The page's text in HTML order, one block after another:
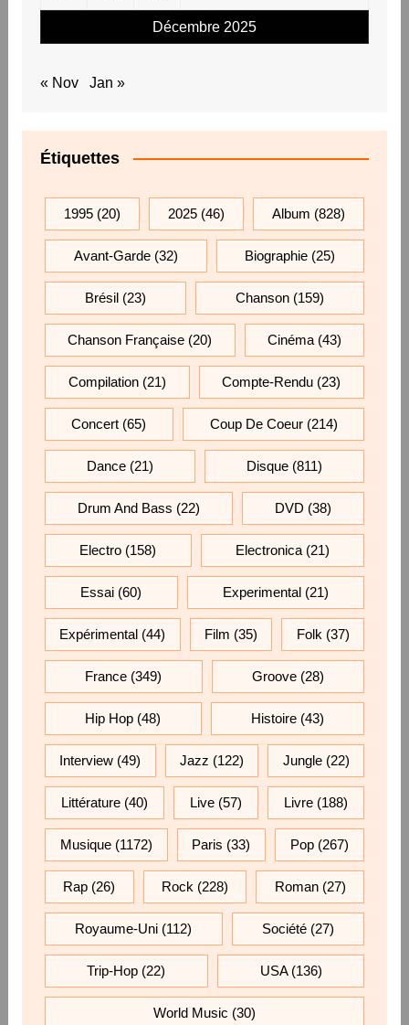
Décembre 2025
« Nov Jan »
Étiquettes
1995(20) 2025 (46) Album (828)
Avant-Garde(32) Biographie (25)
Brésil(23) Chanson (159)
Chanson Française (20) Cinéma(43)
Compilation(21) Compte-Rendu (23)
Concert (65) Coup De Coeur(214)
Dance(21) Disque (811)
Drum And Bass (22) DVD (38)
Electro (158) Electronica(21)
Essai (60) Experimental(21)
Expérimental (44) Film (35) Folk (37)
France (349) Groove(28)
Hip Hop (48) Histoire(43)
Interview (49) Jazz (122) Jungle(22)
Littérature(40) Live (57) Livre (188)
Musique(1172) Paris (33) Pop (267)
Rap (26) Rock (228) Roman(27)
Royaume-Uni (112) Société(27)
Trip-Hop (22) USA(136)
World Music (30)